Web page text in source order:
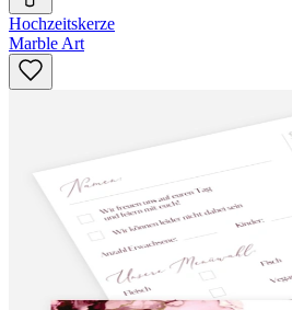
Hochzeitskerze
Marble Art